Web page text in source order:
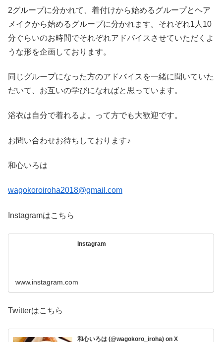
2グループに分かれて、着付けから始めるグループとヘア
メイクから始めるグループに分かれます。それぞれ1人10
分ぐらいのお時間でそれぞれアドバイスさせていただくよ
うな形を企画しております。
同じグループになった方のアドバイスを一緒に聞いていた
だいて、お互いの学びになればと思っています。
浴衣は自分で着れるよ。って方でも大歓迎です。
お問い合わせお待ちしております♪
和心いろは
wagokoroiroha2018@gmail.com
Instagramはこちら
Instagram
www.instagram.com
Twitterはこちら
和心いろは (@wagokoro_iroha) on X